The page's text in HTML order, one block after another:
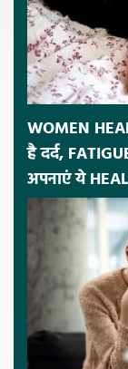
WOMEN
है दर्द,
अपनाएं ये